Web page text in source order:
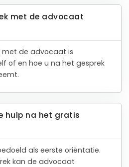
met de advocaat
met de advocaat is
of en hoe u na het gesprek
hulp na het gratis
als eerste oriëntatie.
kan de advocaat